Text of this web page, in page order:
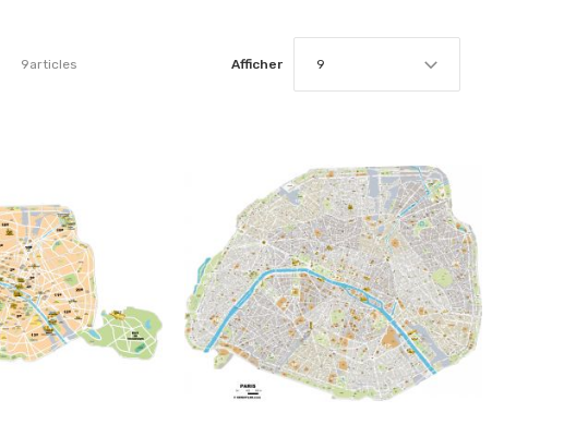
9articles Afficher 9